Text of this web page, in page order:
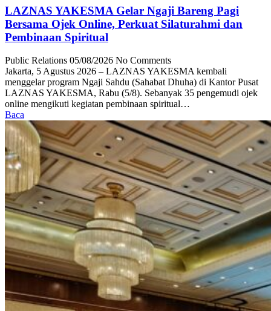
LAZNAS YAKESMA Gelar Ngaji Bareng Pagi
Bersama Ojek Online, Perkuat Silaturahmi dan
Pembinaan Spiritual
Public Relations 05/08/2026 No Comments
Jakarta, 5 Agustus 2026 – LAZNAS YAKESMA kembali
menggelar program Ngaji Sahdu (Sahabat Dhuha) di Kantor Pusat
LAZNAS YAKESMA, Rabu (5/8). Sebanyak 35 pengemudi ojek
online mengikuti kegiatan pembinaan spiritual…
Baca